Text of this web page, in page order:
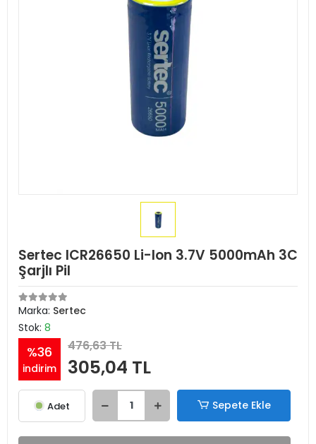
Sertec ICR26650 Li-Ion 3.7V 5000mAh 3C
Şarjlı Pil
Marka: Sertec
Stok: 8
%36
indirim
476,63 TL
305,04 TL
Adet Sepete Ekle